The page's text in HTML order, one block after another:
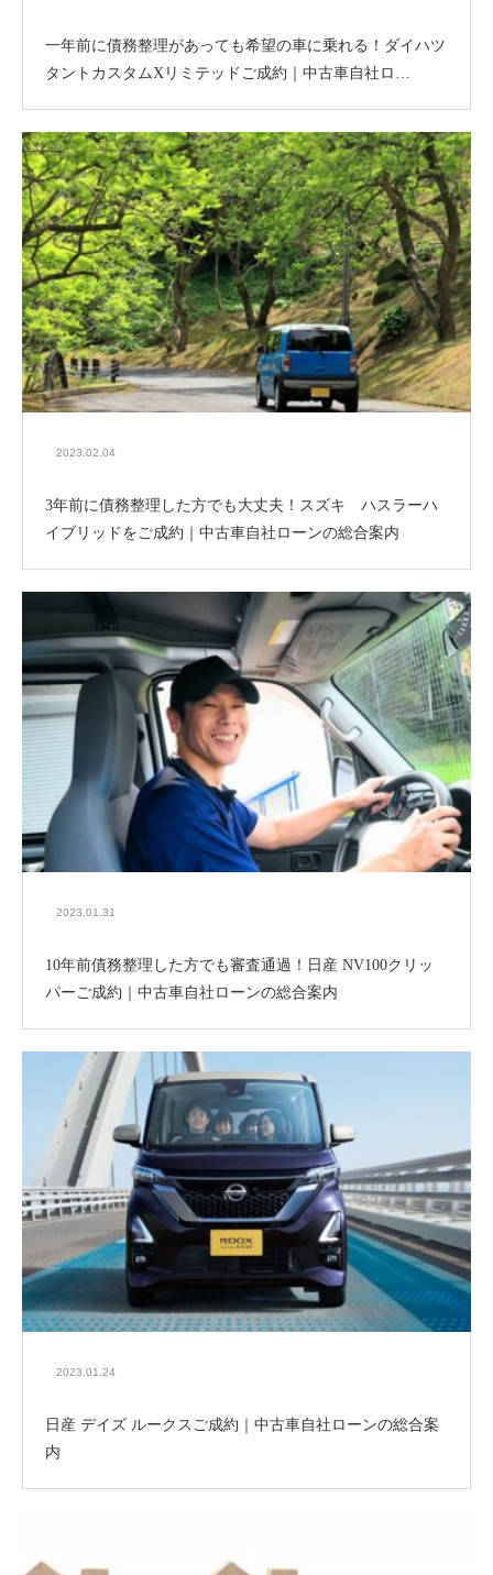
一年前に債務整理があっても希望の車に乗れる！ダイハツ
タントカスタムXリミテッドご成約｜中古車自社ロ…
2023.02.04
3年前に債務整理した方でも大丈夫！スズキ ハスラーハ
イブリッドをご成約｜中古車自社ローンの総合案内
2023.01.31
10年前債務整理した方でも審査通過！日産 NV100クリッ
パーご成約｜中古車自社ローンの総合案内
2023.01.24
日産 デイズ ルークスご成約｜中古車自社ローンの総合案
内